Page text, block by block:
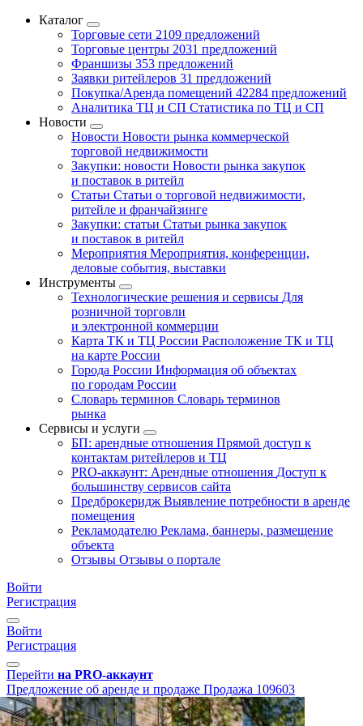
Каталог
Торговые сети 2109 предложений
Торговые центры 2031 предложений
Франшизы 353 предложений
Заявки ритейлеров 31 предложений
Покупка/Аренда помещений 42284 предложений
Аналитика ТЦ и СП Статистика по ТЦ и СП
Новости
Новости Новости рынка коммерческой
торговой недвижимости
Закупки: новости Новости рынка закупок
и поставок в ритейл
Статьи Статьи о торговой недвижимости,
ритейле и франчайзинге
Закупки: статьи Статьи рынка закупок
и поставок в ритейл
Мероприятия Мероприятия, конференции,
деловые события, выставки
Инструменты
Технологические решения и сервисы Для
розничной торговли
и электронной коммерции
Карта ТК и ТЦ России Расположение ТК и ТЦ
на карте России
Города России Информация об объектах
по городам России
Словарь терминов Словарь терминов
рынка
Сервисы и услуги
БП: арендные отношения Прямой доступ к
контактам ритейлеров и ТЦ
PRO-аккаунт: Арендные отношения Доступ к
большинству сервисов сайта
Предброкеридж Выявление потребности в аренде
помещения
Рекламодателю Реклама, баннеры, размещение
объекта
Отзывы Отзывы о портале
Войти
Регистрация
Войти
Регистрация
Перейти на PRO-аккаунт
Предложение об аренде и продаже Продажа 109603